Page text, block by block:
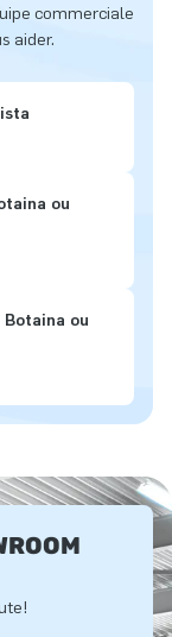
commerciale
aider.
ou
Botaina ou